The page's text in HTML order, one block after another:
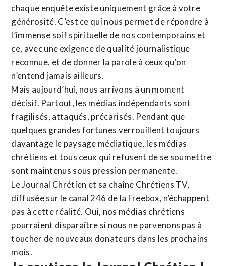
chaque enquête existe uniquement grâce à votre
générosité. C’est ce qui nous permet de répondre à
l’immense soif spirituelle de nos contemporains et
ce, avec une exigence de qualité journalistique
reconnue, et de donner la parole à ceux qu’on
n’entend jamais ailleurs.
Mais aujourd’hui, nous arrivons à un moment
décisif. Partout, les médias indépendants sont
fragilisés, attaqués, précarisés. Pendant que
quelques grandes fortunes verrouillent toujours
davantage le paysage médiatique, les médias
chrétiens et tous ceux qui refusent de se soumettre
sont maintenus sous pression permanente.
Le Journal Chrétien et sa chaîne Chrétiens TV,
diffusée sur le canal 246 de la Freebox, n’échappent
pas à cette réalité. Oui, nos médias chrétiens
pourraient disparaître si nous ne parvenons pas à
toucher de nouveaux donateurs dans les prochains
mois.